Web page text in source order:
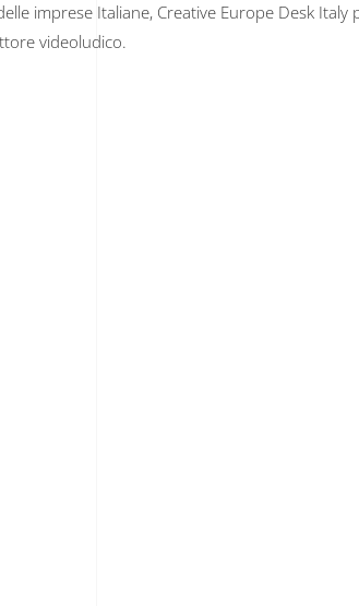
imprese Italiane, Creative Europe Desk
videoludico.